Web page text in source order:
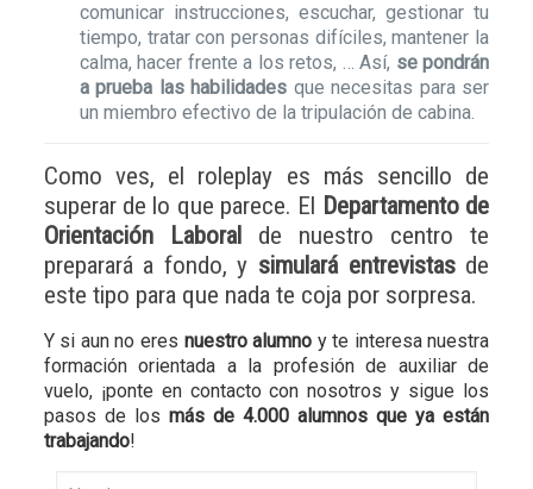
comunicar instrucciones, escuchar, gestionar tu
tiempo, tratar con personas difíciles, mantener la
calma, hacer frente a los retos, … Así, se pondrán
a prueba las habilidades que necesitas para ser
un miembro efectivo de la tripulación de cabina.
Como ves, el roleplay es más sencillo de
superar de lo que parece. El Departamento de
Orientación Laboral
de nuestro centro te
preparará a fondo, y simulará entrevistasde
este tipo para que nada te coja por sorpresa.
Y si aun no eres nuestro alumno y te interesa nuestra
formación orientada a la profesión de auxiliar de
vuelo, ¡ponte en contacto con nosotros y sigue los
pasos de los más de 4.000 alumnos que ya están
trabajando!